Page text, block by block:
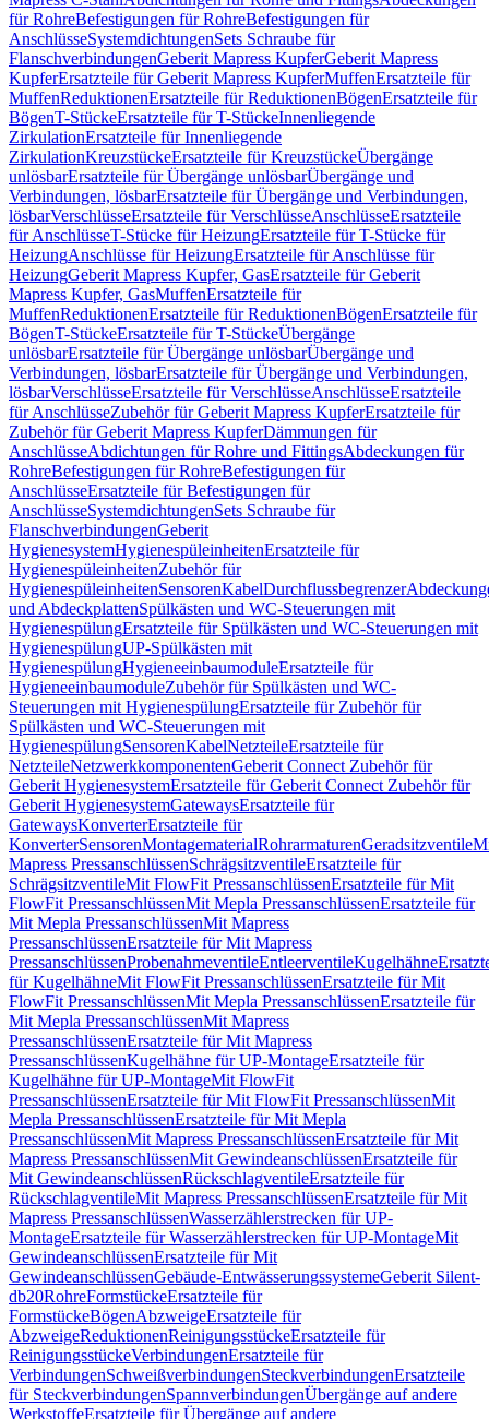
für RohreBefestigungen für RohreBefestigungen für
AnschlüsseSystemdichtungenSets Schraube für
FlanschverbindungenGeberit Mapress KupferGeberit Mapress
KupferErsatzteile für Geberit Mapress KupferMuffenErsatzteile für
MuffenReduktionenErsatzteile für ReduktionenBögenErsatzteile für
BögenT-StückeErsatzteile für T-StückeInnenliegende
ZirkulationErsatzteile für Innenliegende
ZirkulationKreuzstückeErsatzteile für KreuzstückeÜbergänge
unlösbarErsatzteile für Übergänge unlösbarÜbergänge und
Verbindungen, lösbarErsatzteile für Übergänge und Verbindungen,
lösbarVerschlüsseErsatzteile für VerschlüsseAnschlüsseErsatzteile
für AnschlüsseT-Stücke für HeizungErsatzteile für T-Stücke für
HeizungAnschlüsse für HeizungErsatzteile für Anschlüsse für
HeizungGeberit Mapress Kupfer, GasErsatzteile für Geberit
Mapress Kupfer, GasMuffenErsatzteile für
MuffenReduktionenErsatzteile für ReduktionenBögenErsatzteile für
BögenT-StückeErsatzteile für T-StückeÜbergänge
unlösbarErsatzteile für Übergänge unlösbarÜbergänge und
Verbindungen, lösbarErsatzteile für Übergänge und Verbindungen,
lösbarVerschlüsseErsatzteile für VerschlüsseAnschlüsseErsatzteile
für AnschlüsseZubehör für Geberit Mapress KupferErsatzteile für
Zubehör für Geberit Mapress KupferDämmungen für
AnschlüsseAbdichtungen für Rohre und FittingsAbdeckungen für
RohreBefestigungen für RohreBefestigungen für
AnschlüsseErsatzteile für Befestigungen für
AnschlüsseSystemdichtungenSets Schraube für
FlanschverbindungenGeberit
HygienesystemHygienespüleinheitenErsatzteile für
HygienespüleinheitenZubehör für
HygienespüleinheitenSensorenKabelDurchflussbegrenzer
und AbdeckplattenSpülkästen und WC-Steuerungen mit
HygienespülungErsatzteile für Spülkästen und WC-Steuerungen mit
HygienespülungUP-Spülkästen mit
HygienespülungHygieneeinbaumoduleErsatzteile für
HygieneeinbaumoduleZubehör für Spülkästen und WC-
Steuerungen mit HygienespülungErsatzteile für Zubehör für
Spülkästen und WC-Steuerungen mit
HygienespülungSensorenKabelNetzteileErsatzteile für
NetzteileNetzwerkkomponentenGeberit Connect Zubehör für
Geberit HygienesystemErsatzteile für Geberit Connect Zubehör für
Geberit HygienesystemGatewaysErsatzteile für
GatewaysKonverterErsatzteile für
KonverterSensorenMontagematerialRohrarmaturenGeradsitzventile
Mapress PressanschlüssenSchrägsitzventileErsatzteile für
SchrägsitzventileMit FlowFit PressanschlüssenErsatzteile für Mit
FlowFit PressanschlüssenMit Mepla PressanschlüssenErsatzteile für
Mit Mepla PressanschlüssenMit Mapress
PressanschlüssenErsatzteile für Mit Mapress
PressanschlüssenProbenahmeventileEntleerventileKugelhähne
für KugelhähneMit FlowFit PressanschlüssenErsatzteile für Mit
FlowFit PressanschlüssenMit Mepla PressanschlüssenErsatzteile für
Mit Mepla PressanschlüssenMit Mapress
PressanschlüssenErsatzteile für Mit Mapress
PressanschlüssenKugelhähne für UP-MontageErsatzteile für
Kugelhähne für UP-MontageMit FlowFit
PressanschlüssenErsatzteile für Mit FlowFit PressanschlüssenMit
Mepla PressanschlüssenErsatzteile für Mit Mepla
PressanschlüssenMit Mapress PressanschlüssenErsatzteile für Mit
Mapress PressanschlüssenMit GewindeanschlüssenErsatzteile für
Mit GewindeanschlüssenRückschlagventileErsatzteile für
RückschlagventileMit Mapress PressanschlüssenErsatzteile für Mit
Mapress PressanschlüssenWasserzählerstrecken für UP-
MontageErsatzteile für Wasserzählerstrecken für UP-MontageMit
GewindeanschlüssenErsatzteile für Mit
GewindeanschlüssenGebäude-EntwässerungssystemeGeberit Silent-
db20RohreFormstückeErsatzteile für
FormstückeBögenAbzweigeErsatzteile für
AbzweigeReduktionenReinigungsstückeErsatzteile für
ReinigungsstückeVerbindungenErsatzteile für
VerbindungenSchweißverbindungenSteckverbindungenErsatzteile
für SteckverbindungenSpannverbindungenÜbergänge auf andere
WerkstoffeErsatzteile für Übergänge auf andere